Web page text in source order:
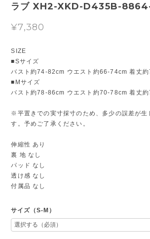
ラブ XH2-XKD-D435B-
¥7,380
SIZE
■Sサイズ
バスト約74-82cm ウエスト約66-74cm 着丈
■Mサイズ
バスト約78-86cm ウエスト約70-78cm 着丈
※平置きでの実寸採寸のため、多少の誤差が生
す。予めご了承ください。
伸縮性 あり
裏 地 なし
パッド なし
透け感 なし
付属品 なし
サイズ（S-M）